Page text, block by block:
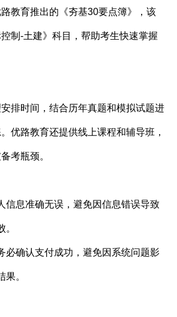
教育推出的《夯基30要点簿》，该
制-土建》科目，帮助考生快速掌握
排时间，结合历年真题和模拟试题进
优路教育还提供线上课程和辅导班，
考瓶颈。
信息准确无误，避免因信息错误导致
。
必确认支付成功，避免因系统问题影
果。